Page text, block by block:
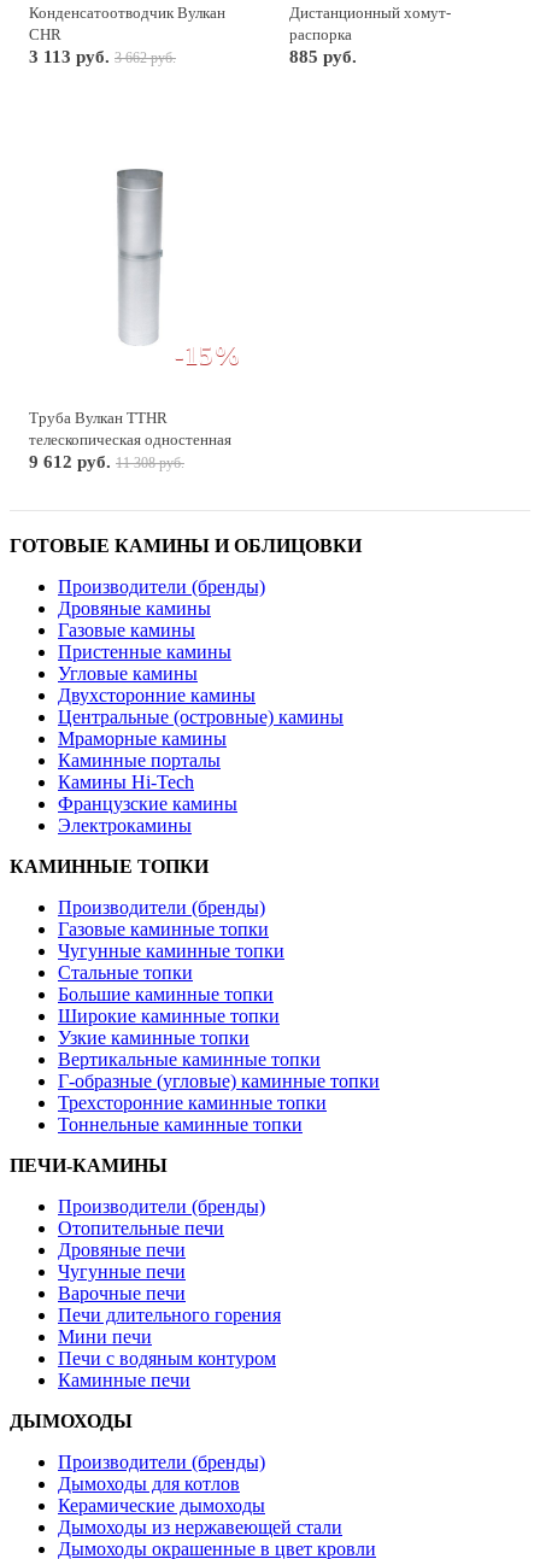
Конденсатоотводчик Вулкан
CHR
3 113 руб. 3 662 руб.
Дистанционный хомут-
распорка
885 руб.
-15%
Труба Вулкан TTHR
телескопическая одностенная
9 612 руб. 11 308 руб.
ГОТОВЫЕ КАМИНЫ И ОБЛИЦОВКИ
Производители (бренды)
Дровяные камины
Газовые камины
Пристенные камины
Угловые камины
Двухсторонние камины
Центральные (островные) камины
Мраморные камины
Каминные порталы
Камины Hi-Tech
Французские камины
Электрокамины
КАМИННЫЕ ТОПКИ
Производители (бренды)
Газовые каминные топки
Чугунные каминные топки
Стальные топки
Большие каминные топки
Широкие каминные топки
Узкие каминные топки
Вертикальные каминные топки
Г-образные (угловые) каминные топки
Трехсторонние каминные топки
Тоннельные каминные топки
ПЕЧИ-КАМИНЫ
Производители (бренды)
Отопительные печи
Дровяные печи
Чугунные печи
Варочные печи
Печи длительного горения
Мини печи
Печи с водяным контуром
Каминные печи
ДЫМОХОДЫ
Производители (бренды)
Дымоходы для котлов
Керамические дымоходы
Дымоходы из нержавеющей стали
Дымоходы окрашенные в цвет кровли